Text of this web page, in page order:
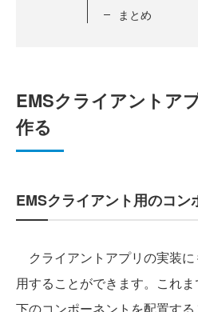
まとめ
EMSクライアントア
作る
EMSクライアント用のコン
クライアントアプリの実装
用することができます。これ